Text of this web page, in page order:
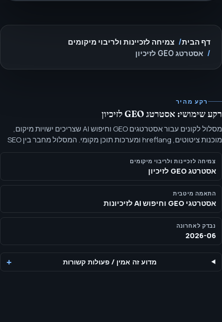
דף הבית
צמיחה לזכיינות ולריבוי מיקומים
אסטרטג GEO לזיכיון
רקע מהיר
רקע שימושי: אסטרטג GEO לזיכיון
מסלול לקונים עבור אסטרטגים GEO וחיפוש AI שצריכים ישויות מיקום,
מוכנות ציטוטים, hreflang ומערכות תוכן מקומי. המסלול מחבר בין SEO
מקומי של זיכיונות לנראות חיפוש AI כך שלכל שוק יהיו עובדות נקיות, דפים,
פרופילים והקשר מוכן תשובות.
צמיחה לזכיינות ולריבוי מיקומים
אסטרטג GEO לזיכיון
התאמה מיטבית
אסטרטגי GEO וחיפוש AI לזיכיונות
נבדק לאחרונה
2026-06
מדוע זה אמין / פעולות קשורות